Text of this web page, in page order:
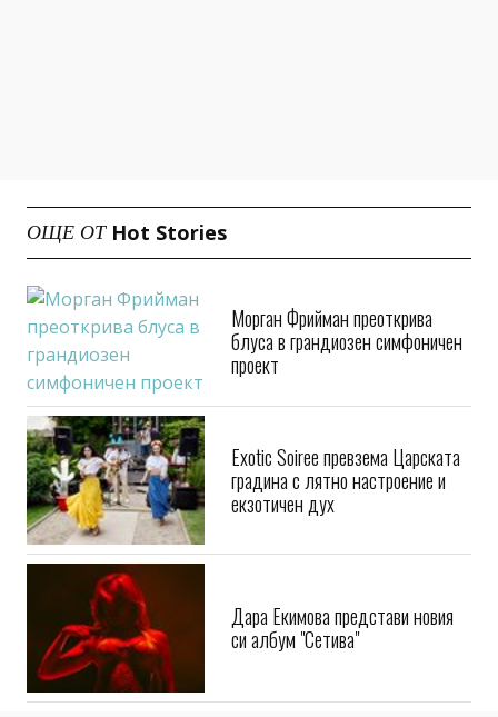
ОЩЕ ОТ Hot Stories
Морган Фрийман преоткрива
блуса в грандиозен симфоничен
проект
Exotic Soiree превзема Царската
градина с лятно настроение и
екзотичен дух
Дара Екимова представи новия
си албум "Сетива"